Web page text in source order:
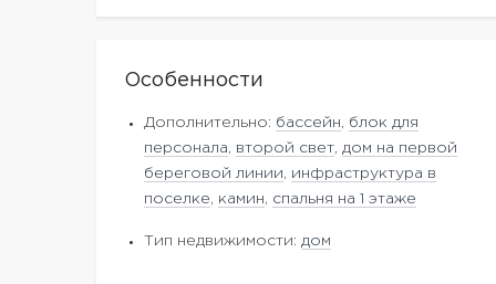
Особенности
Дополнительно: бассейн
блок для
персонала
второй свет
дом на первой
береговой линии
инфраструктура в
поселке
камин спальня на 1 этаже
Тип недвижимости: дом